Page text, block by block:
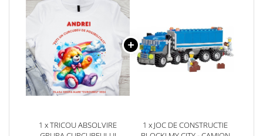
1 x TRICOU ABSOLVIRE
1 x JOC DE CONSTRUCTIE